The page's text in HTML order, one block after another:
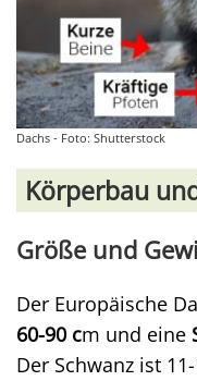
Dachs - Foto: Shutterstock
Körperbau
Größe und
Der Europäische
60-90 cm und eine
Der Schwanz ist